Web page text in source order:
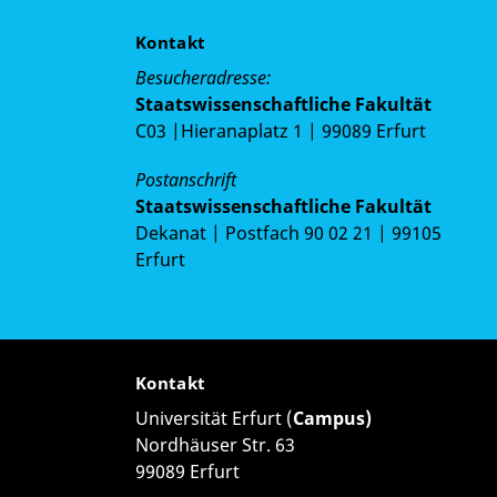
Kontakt
Besucheradresse:
Staatswissenschaftliche Fakultät
C03 |Hieranaplatz 1 | 99089 Erfurt
Postanschrift
Staatswissenschaftliche Fakultät
Dekanat | Postfach 90 02 21 | 99105
Erfurt
Kontakt
Universität Erfurt (Campus)
Nordhäuser Str. 63
99089 Erfurt